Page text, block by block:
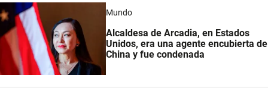
Mundo
Alcaldesa de Arcadia, en Estados
Unidos, era una agente encubierta de
China y fue condenada